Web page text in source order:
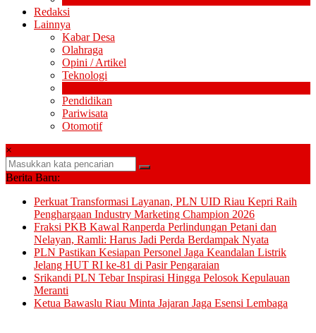
Redaksi
Lainnya
Kabar Desa
Olahraga
Opini / Artikel
Teknologi
Pendidikan
Pariwisata
Otomotif
×
Berita Baru:
Perkuat Transformasi Layanan, PLN UID Riau Kepri Raih
Penghargaan Industry Marketing Champion 2026
Fraksi PKB Kawal Ranperda Perlindungan Petani dan
Nelayan, Ramli: Harus Jadi Perda Berdampak Nyata
PLN Pastikan Kesiapan Personel Jaga Keandalan Listrik
Jelang HUT RI ke-81 di Pasir Pengaraian
Srikandi PLN Tebar Inspirasi Hingga Pelosok Kepulauan
Meranti
Ketua Bawaslu Riau Minta Jajaran Jaga Esensi Lembaga